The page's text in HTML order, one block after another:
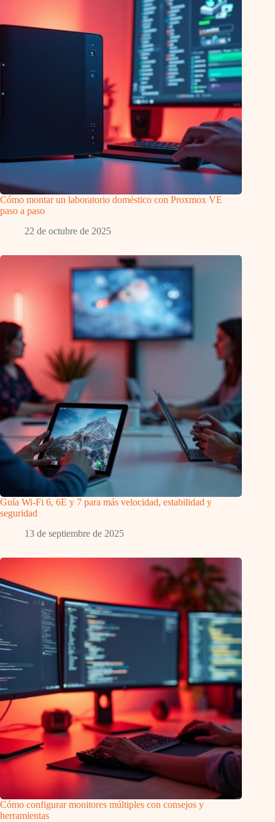
Cómo montar un laboratorio doméstico con Proxmox VE
paso a paso
22 de octubre de 2025
Guía Wi-Fi 6, 6E y 7 para más velocidad, estabilidad y
seguridad
13 de septiembre de 2025
Cómo configurar monitores múltiples con consejos y
herramientas